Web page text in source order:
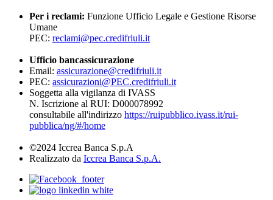
Per i reclami: Funzione Ufficio Legale e Gestione Risorse
Umane
PEC: reclami@pec.credifriuli.it
Ufficio bancassicurazione
Email: assicurazione@credifriuli.it
PEC: assicurazioni@PEC.credifriuli.it
Soggetta alla vigilanza di IVASS
N. Iscrizione al RUI: D000078992
consultabile all'indirizzo https://ruipubblico.ivass.it/rui-
pubblica/ng/#/home
©2024 Iccrea Banca S.p.A
Realizzato da Iccrea Banca S.p.A.